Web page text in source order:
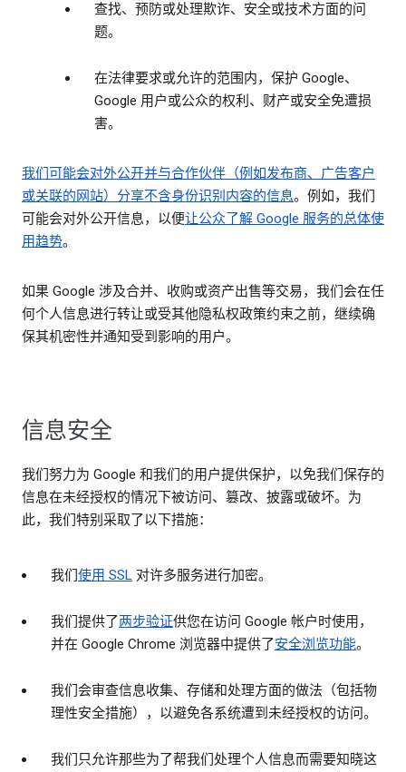
查找、预防或处理欺诈、安全或技术方面的问
题。
在法律要求或允许的范围内，保护 Google、
Google 用户或公众的权利、财产或安全免遭损
害。
我们可能会对外公开并与合作伙伴（例如发布商、广告客户
或关联的网站）分享不含身份识别内容的信息。例如，我们
可能会对外公开信息，以便让公众了解 Google 服务的总体使
用趋势。
如果 Google 涉及合并、收购或资产出售等交易，我们会在任
何个人信息进行转让或受其他隐私权政策约束之前，继续确
保其机密性并通知受到影响的用户。
信息安全
我们努力为 Google 和我们的用户提供保护，以免我们保存的
信息在未经授权的情况下被访问、篡改、披露或破坏。为
此，我们特别采取了以下措施：
我们使用 SSL 对许多服务进行加密。
我们提供了两步验证供您在访问 Google 帐户时使用，
并在 Google Chrome 浏览器中提供了安全浏览功能。
我们会审查信息收集、存储和处理方面的做法（包括物
理性安全措施），以避免各系统遭到未经授权的访问。
我们只允许那些为了帮我们处理个人信息而需要知晓这